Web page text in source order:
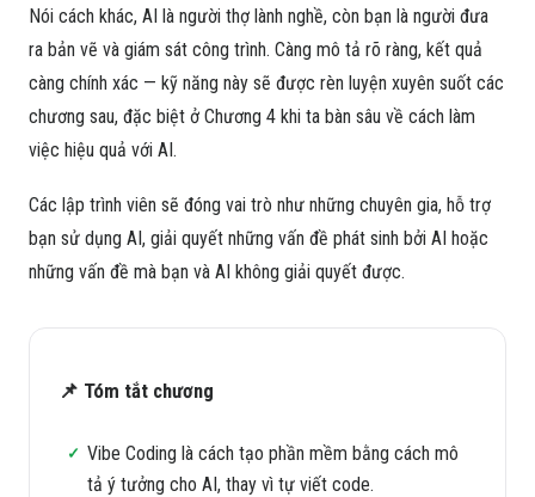
Nói cách khác, AI là người thợ lành nghề, còn bạn là người đưa
ra bản vẽ và giám sát công trình. Càng mô tả rõ ràng, kết quả
càng chính xác — kỹ năng này sẽ được rèn luyện xuyên suốt các
chương sau, đặc biệt ở Chương 4 khi ta bàn sâu về cách làm
việc hiệu quả với AI.
Các lập trình viên sẽ đóng vai trò như những chuyên gia, hỗ trợ
bạn sử dụng AI, giải quyết những vấn đề phát sinh bởi AI hoặc
những vấn đề mà bạn và AI không giải quyết được.
📌 Tóm tắt chương
Vibe Coding là cách tạo phần mềm bằng cách mô
tả ý tưởng cho AI, thay vì tự viết code.